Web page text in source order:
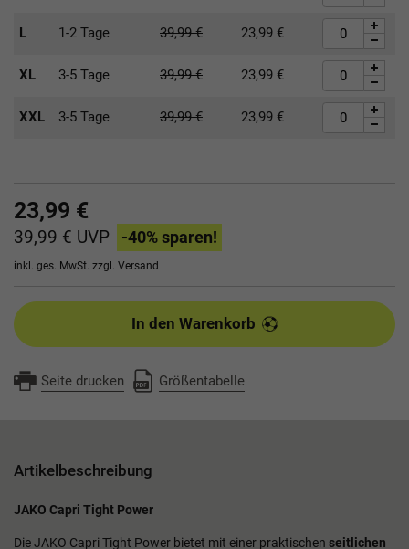
L 1-2 Tage 39,99€ 23,99 €
XL 3-5 Tage 39,99€ 23,99 €
XXL 3-5 Tage 39,99€ 23,99 €
23,99 €
39,99 €UVP -40% sparen!
inkl. ges. MwSt. zzgl. Versand
In den Warenkorb
Seite drucken Größentabelle
Artikelbeschreibung
JAKO Capri Tight Power
Die JAKO Capri Tight Power bietet mit einer praktischen seitlichen